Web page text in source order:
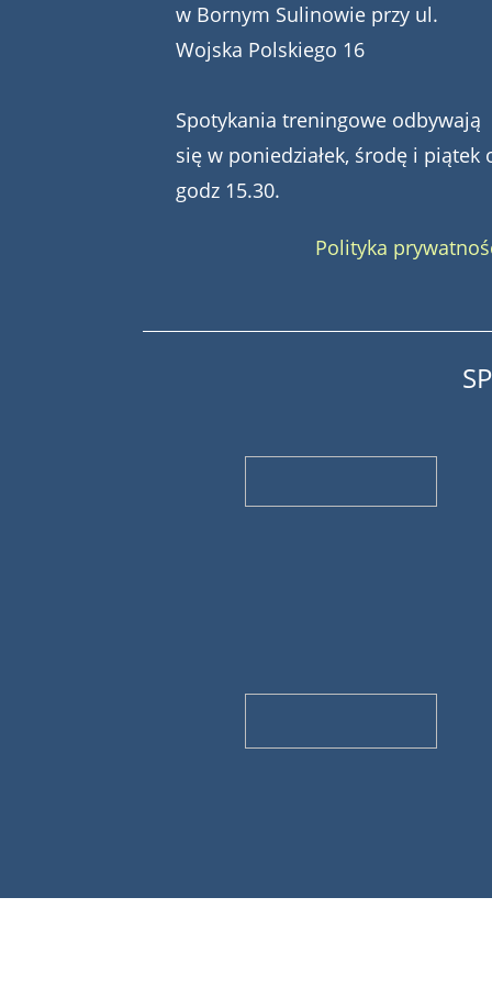
w Bornym Sulinowie przy ul.
Wojska Polskiego 16
Spotykania treningowe odbywają
się w poniedziałek, środę i piątek
godz 15.30.
Polityka